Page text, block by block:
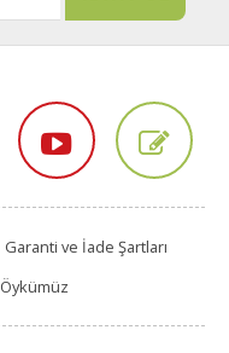
Garanti ve İade Şartları
Öykümüz